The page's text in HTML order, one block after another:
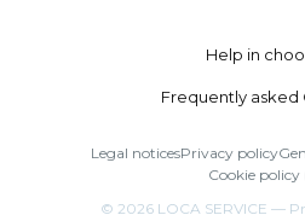
Help in
Frequently asked
Legal noticesPrivacy policy
Cookie policy
© 2026 LOCA SERVICE —